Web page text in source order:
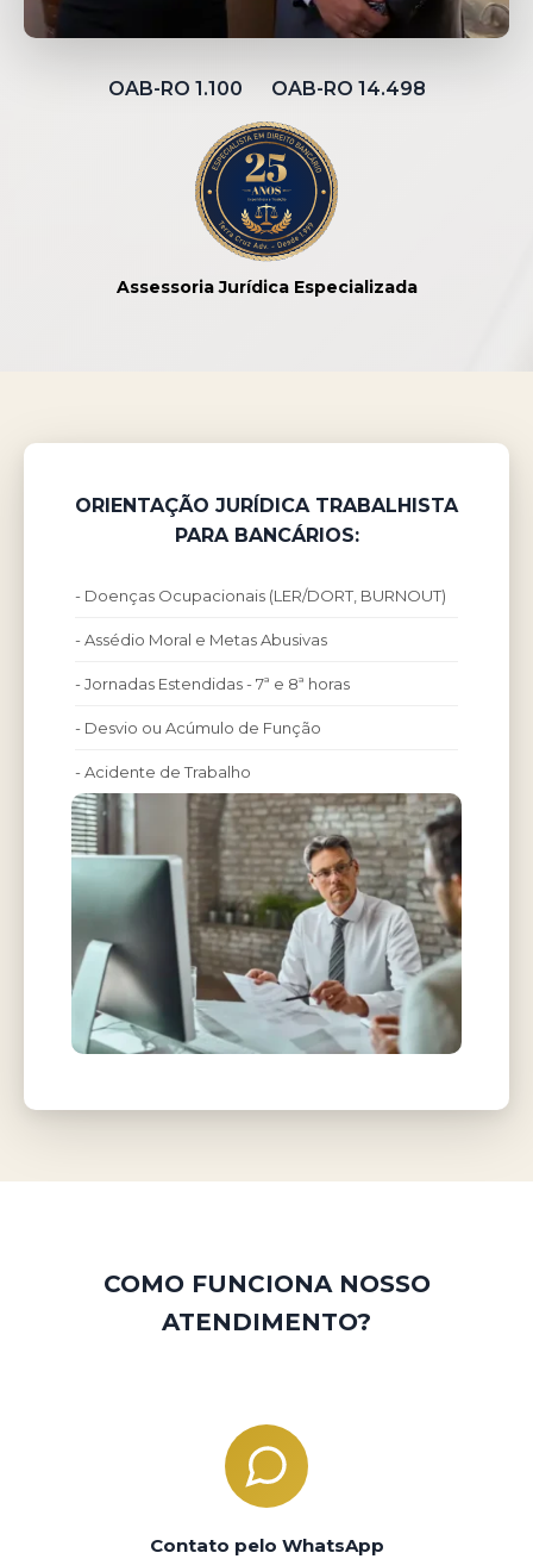
OAB-RO 1.100 OAB-RO 14.498
Assessoria Jurídica Especializada
ORIENTAÇÃO JURÍDICA TRABALHISTA
PARA BANCÁRIOS:
- Doenças Ocupacionais (LER/DORT, BURNOUT)
- Assédio Moral e Metas Abusivas
- Jornadas Estendidas - 7ª e 8ª horas
- Desvio ou Acúmulo de Função
- Acidente de Trabalho
COMO FUNCIONA NOSSO
ATENDIMENTO?
Contato pelo WhatsApp